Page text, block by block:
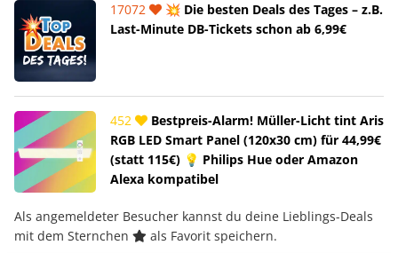
17072
💥 Die besten Deals des Tages – z.B.
Last-Minute DB-Tickets schon ab 6,99€
452
Bestpreis-Alarm! Müller-Licht tint Aris
RGB LED Smart Panel (120x30 cm) für 44,99€
(statt 115€) 💡 Philips Hue oder Amazon
Alexa kompatibel
Als angemeldeter Besucher kannst du deine Lieblings-Deals
mit dem Sternchen
als Favorit speichern.